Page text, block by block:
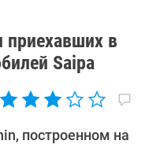
в
Saipa
построенном на